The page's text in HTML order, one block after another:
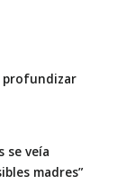
profundizar
se veía
madres”